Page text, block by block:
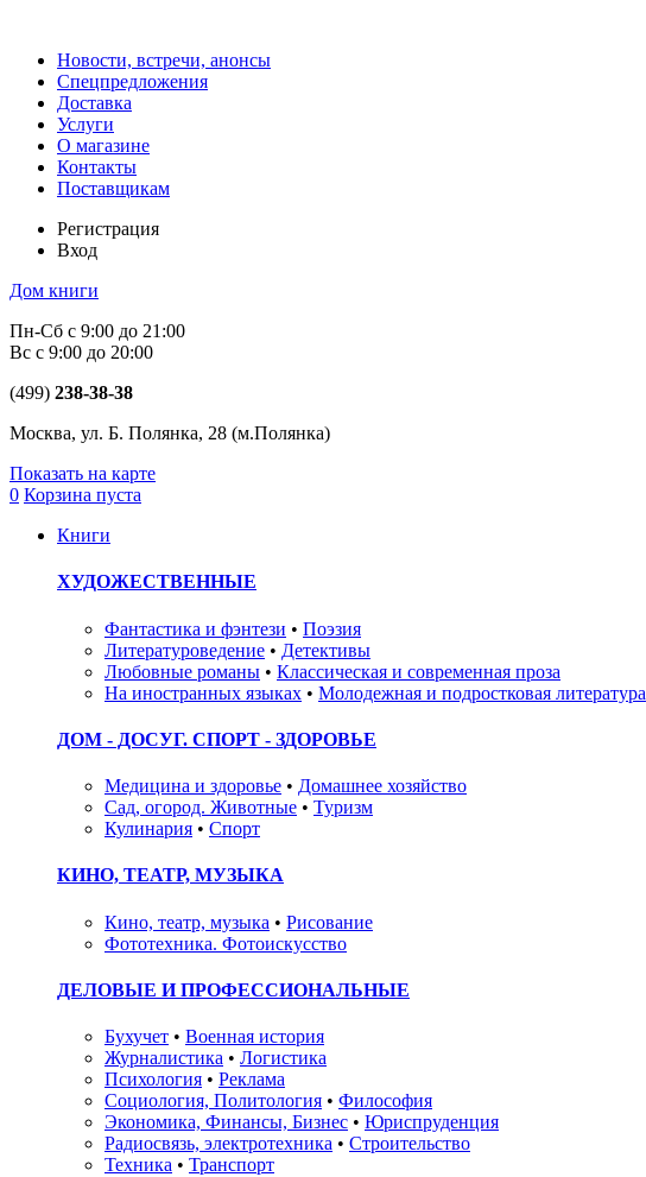
Новости, встречи, анонсы
Спецпредложения
Доставка
Услуги
О магазине
Контакты
Поставщикам
Регистрация
Вход
Дом книги
Пн-Сб с 9:00 до 21:00
Вс с 9:00 до 20:00
(499) 238-38-38
Москва, ул. Б. Полянка, 28 (м.Полянка)
Показать на карте
0 Корзина пуста
Книги
ХУДОЖЕСТВЕННЫЕ
Фантастика и фэнтези • Поэзия
Литературоведение • Детективы
Любовные романы • Классическая и современная проза
На иностранных языках • Молодежная и подростковая литература
ДОМ - ДОСУГ. СПОРТ - ЗДОРОВЬЕ
Медицина и здоровье • Домашнее хозяйство
Сад, огород. Животные • Туризм
Кулинария • Спорт
КИНО, ТЕАТР, МУЗЫКА
Кино, театр, музыка • Рисование
Фототехника. Фотоискусство
ДЕЛОВЫЕ И ПРОФЕССИОНАЛЬНЫЕ
Бухучет • Военная история
Журналистика • Логистика
Психология • Реклама
Социология, Политология • Философия
Экономика, Финансы, Бизнес • Юриспруденция
Радиосвязь, электротехника • Строительство
Техника • Транспорт